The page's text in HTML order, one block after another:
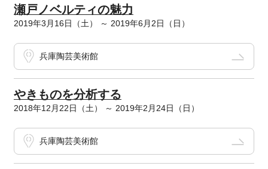
瀬戸ノベルティの魅力
2019年3月16日（土） ～ 2019年6月2日（日）
兵庫陶芸美術館
やきものを分析する
2018年12月22日（土） ～ 2019年2月24日（日）
兵庫陶芸美術館